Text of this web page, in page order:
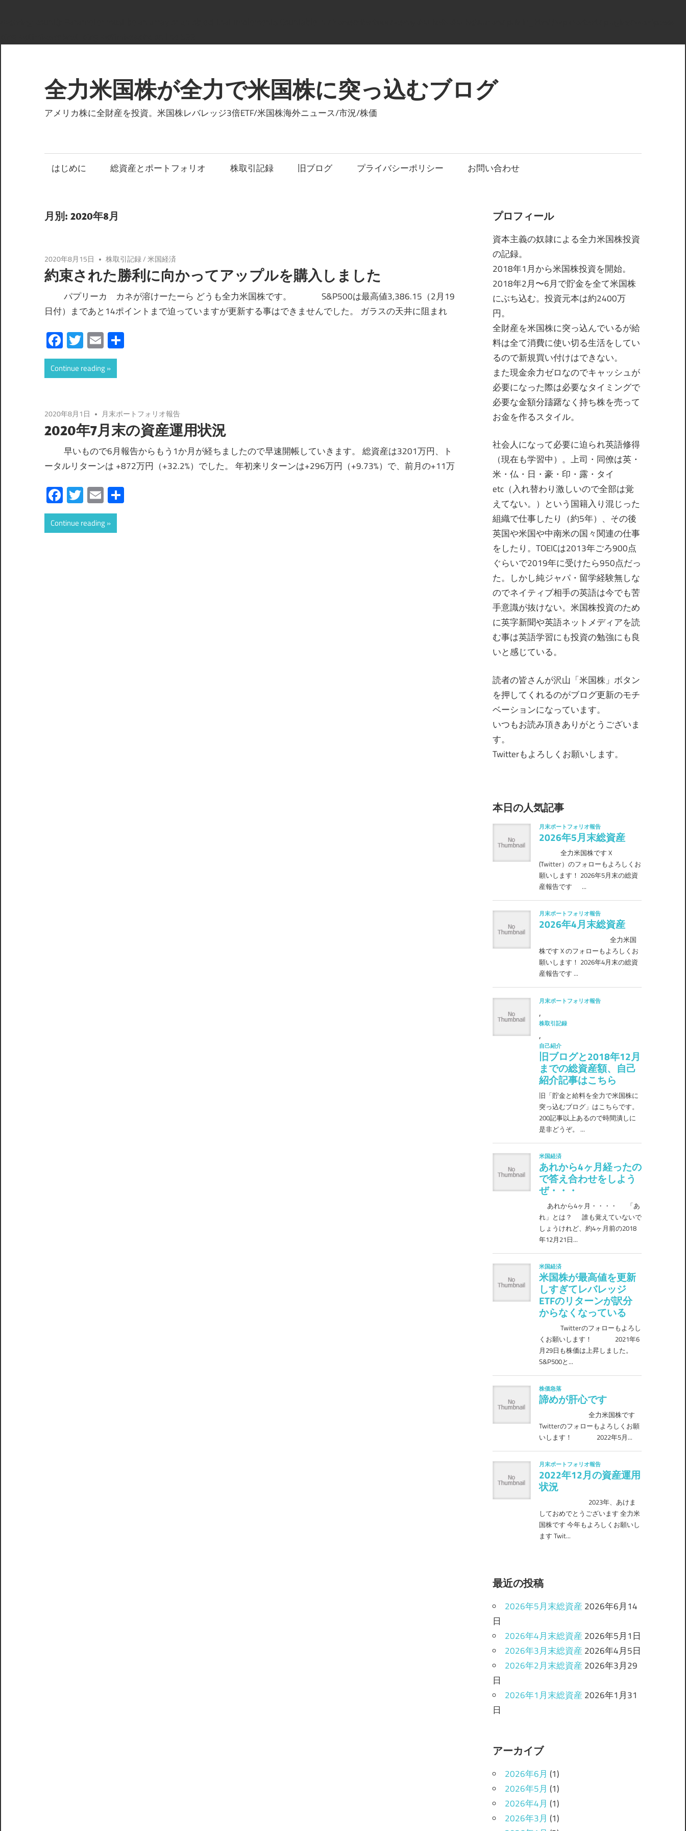
テ
ン
ツ
キ
ッ
全力米国株が全力で米国株に突っ込むブログ
アメリカ株に全財産を投資。米国株レバレッジ3倍ETF/米国株海外ニュース/市況/株価
はじめに 総資産とポートフォリオ 株取引記録 旧ブログ プライバシーポリシー お問い合わせ
月別: 2020年8月
2020年8月15日 株取引記録/米国経済
約束された勝利に向かってアップルを購入しました
パプリーカ カネが溶けーたーら どうも全力米国株です。 S&P500は最高値3,386.15（2月19
日付）まであと14ポイントまで迫っていますが更新する事はできませんでした。 ガラスの天井に阻まれ
Facebook
Twitter
Email
Continue reading
2020年8月1日 月末ポートフォリオ報告
2020年7月末の資産運用状況
早いもので6月報告からもう1か月が経ちましたので早速開帳していきます。 総資産は3201万円、ト
ータルリターンは +872万円（+32.2%）でした。 年初来リターンは+296万円（+9.73%）で、前月の+11万
Facebook
Twitter
Email
Continue reading
プロフィール
資本主義の奴隷による全力米国株投資
の記録。
2018年1月から米国株投資を開始。
2018年2月〜6月で貯金を全て米国株
にぶち込む。投資元本は約2400万
円。
全財産を米国株に突っ込んでいるが給
料は全て消費に使い切る生活をしてい
るので新規買い付けはできない。
また現金余力ゼロなのでキャッシュが
必要になった際は必要なタイミングで
必要な金額分躊躇なく持ち株を売って
お金を作るスタイル。
社会人になって必要に迫られ英語修得
（現在も学習中）。上司・同僚は英・
米・仏・日・豪・印・露・タイ
etc（入れ替わり激しいので全部は覚
えてない。）という国籍入り混じった
組織で仕事したり（約5年）、その後
英国や米国や中南米の国々関連の仕事
をしたり。TOEICは2013年ごろ900点
ぐらいで2019年に受けたら950点だっ
た。しかし純ジャパ・留学経験無しな
のでネイティブ相手の英語は今でも苦
手意識が抜けない。米国株投資のため
に英字新聞や英語ネットメディアを読
む事は英語学習にも投資の勉強にも良
いと感じている。
読者の皆さんが沢山「米国株」ボタン
を押してくれるのがブログ更新のモチ
ベーションになっています。
いつもお読み頂きありがとうございま
す。
Twitterもよろしくお願いします。
本日の人気記事
最近の投稿
2026年5月末総資産 2026年6月14
日
2026年4月末総資産 2026年5月1日
2026年3月末総資産 2026年4月5日
2026年2月末総資産 2026年3月29
日
2026年1月末総資産 2026年1月31
日
アーカイブ
2026年6月 (1)
2026年5月 (1)
2026年4月 (1)
2026年3月 (1)